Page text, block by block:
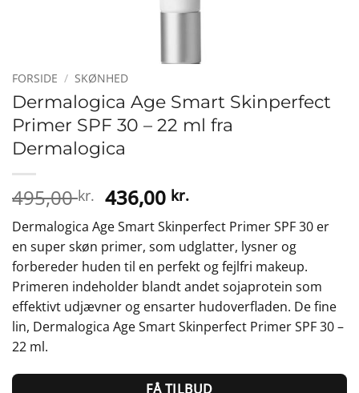
FORSIDE / SKØNHED
Dermalogica Age Smart Skinperfect
Primer SPF 30 – 22 ml fra
Dermalogica
495,00kr. Den
oprindelige
pris
var:
495,00 kr..
436,00 kr.Den
aktuelle
pris
er:
436,00 kr..
Dermalogica Age Smart Skinperfect Primer SPF 30 er
en super skøn primer, som udglatter, lysner og
forbereder huden til en perfekt og fejlfri makeup.
Primeren indeholder blandt andet sojaprotein som
effektivt udjævner og ensarter hudoverfladen. De fine
lin, Dermalogica Age Smart Skinperfect Primer SPF 30 –
22 ml.
FÅ TILBUD